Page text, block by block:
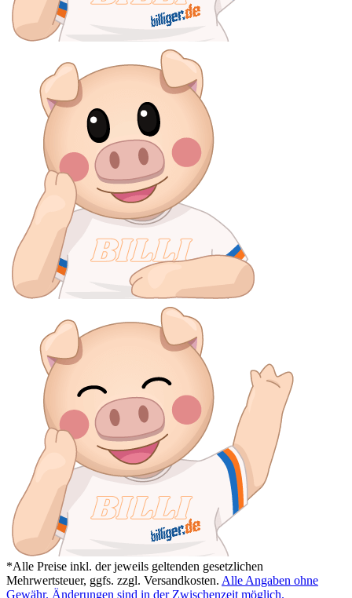
*Alle Preise inkl. der jeweils geltenden gesetzlichen
Mehrwertsteuer, ggfs. zzgl. Versandkosten. Alle Angaben ohne
Gewähr. Änderungen sind in der Zwischenzeit möglich.